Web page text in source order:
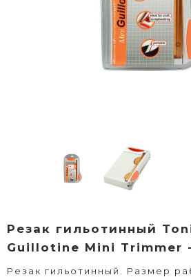
Резак гильотинный
Guillotine Mini Trimmer
Резак гильотинный. Размер